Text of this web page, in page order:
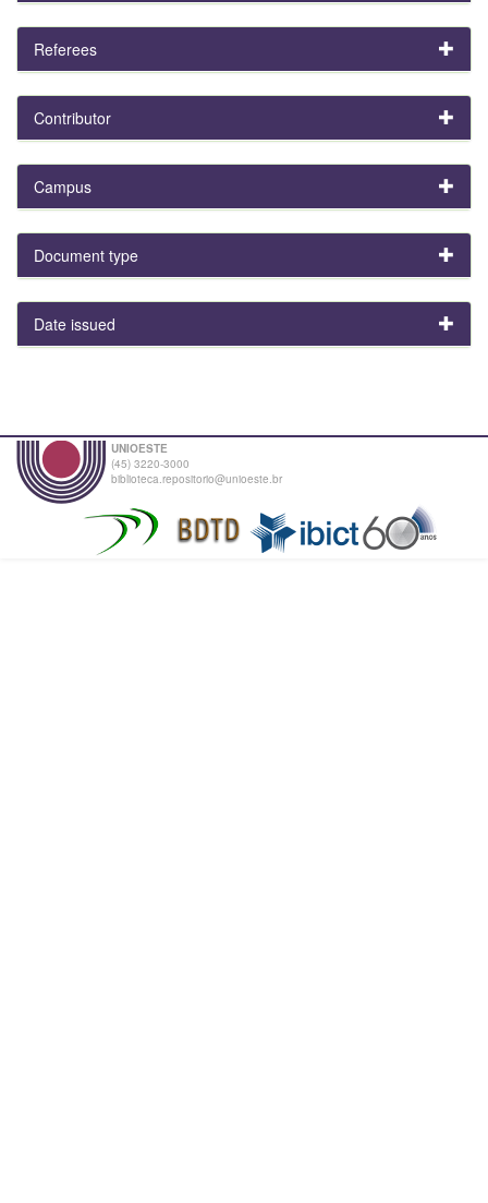
Referees
Contributor
Campus
Document type
Date issued
UNIOESTE
(45) 3220-3000
biblioteca.repositorio@unioeste.br